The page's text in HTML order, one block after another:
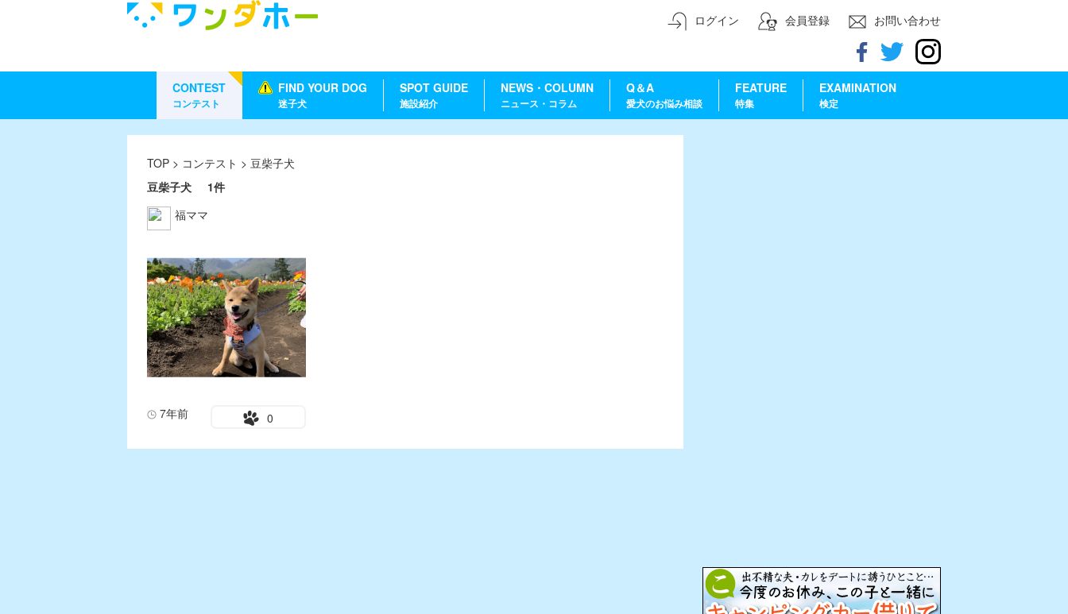
ログイン 会員登録 お問い合わせ
CONTEST
コンテスト
FIND YOUR DOG
迷子犬
SPOT GUIDE
施設紹介
NEWS・COLUMN
ニュース・コラム
Q＆A
愛犬のお悩み相談
FEATURE
特集
EXAMINATION
検定
TOP > コンテスト > 豆柴子犬
豆柴子犬
1件
福ママ
7年前 0